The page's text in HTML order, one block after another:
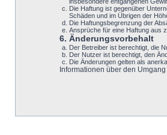
Die Haftung ist gegenüber
Schäden und im Übrigen der
Die Haftungsbegrenzung der
Ansprüche für eine Haftung aus
6. Änderungsvorbehalt
Der Betreiber ist berechtigt, die
Der Nutzer ist berechtigt, den
Die Änderungen gelten als
Informationen über den